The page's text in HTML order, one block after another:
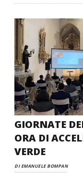
GIORNATE
ORA DI
VERDE
DI EMANUELE BOMPAN